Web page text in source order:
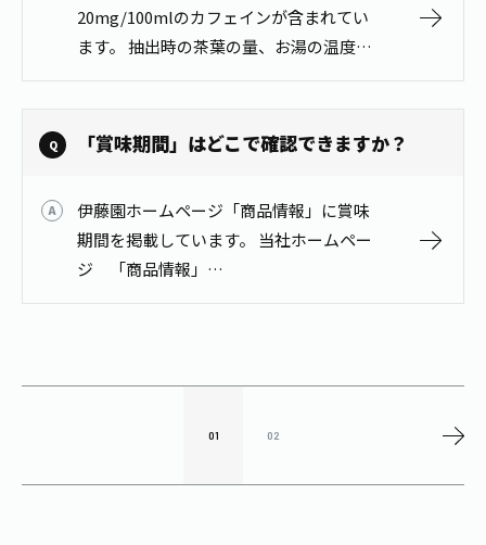
20mg/100mlのカフェインが含まれてい
ます。 抽出時の茶葉の量、お湯の温度、
抽出時間などで変わりますので、詳しく
は、お茶百科「お茶の成分と健康性」を
ご覧ください。 お茶百科「お茶の…
「賞味期間」はどこで確認できますか？
伊藤園ホームページ「商品情報」に賞味
期間を掲載しています。 当社ホームペー
ジ 「商品情報」
https://www.itoen.co.jp/products/
01 02